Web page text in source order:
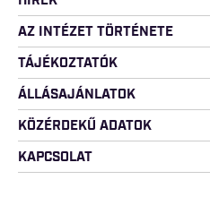
AZ INTÉZET TÖRTÉNETE
TÁJÉKOZTATÓK
ÁLLÁSAJÁNLATOK
KÖZÉRDEKŰ ADATOK
KAPCSOLAT